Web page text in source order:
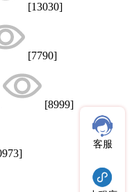
[13030]
[7790]
[8999]
客服